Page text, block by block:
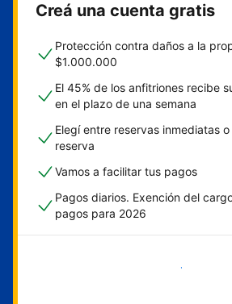
Creá una cuenta gratis
Protección contra daños a la
$1.000.000
El 45% de los anfitriones recibe
en el plazo de una semana
Elegí entre reservas inmediatas
reserva
Vamos a facilitar tus pagos
Pagos diarios. Exención del
pagos para 2026
Empezar ahora